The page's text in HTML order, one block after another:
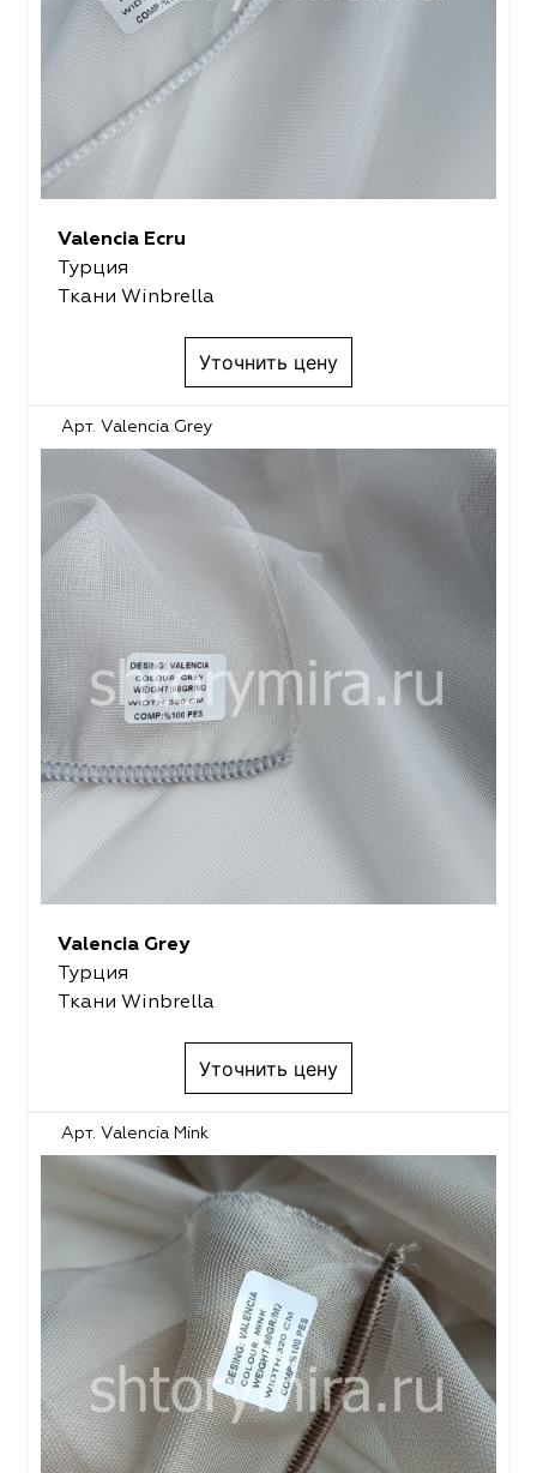
Valencia Ecru
Турция
Ткани Winbrella
Уточнить цену
Арт. Valencia Grey
Valencia Grey
Турция
Ткани Winbrella
Уточнить цену
Арт. Valencia Mink